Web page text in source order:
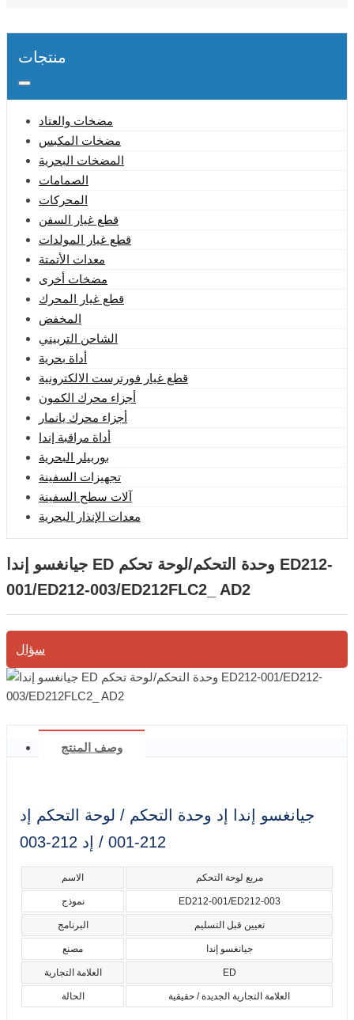
منتجات
مضخات والعتاد
مضخات المكبس
المضخات البحرية
الصمامات
المحركات
قطع غيار السفن
قطع غيار المولدات
معدات الأتمتة
مضخات أخرى
قطع غيار المحرك
المخفض
الشاحن التربيني
أداة بحرية
قطع غيار فورترست الالكترونية
أجزاء محرك الكمون
أجزاء محرك يانمار
أداة مراقبة إندا
بوربيلر البحرية
تجهيزات السفينة
آلات سطح السفينة
معدات الإنذار البحرية
جيانغسو إندا ED وحدة التحكم/لوحة تحكم ED212-
001/ED212-003/ED212FLC2_ AD2
سؤال
وصف المنتج
جيانغسو إندا إد وحدة التحكم / لوحة التحكم إد
212-001 / إد 212-003
الاسم مربع لوحة التحكم
نموذج ED212-001/ED212-003
البرنامج تعيين قبل التسليم
مصنع جيانغسو إندا
العلامة التجارية ED
الحالة العلامة التجارية الجديدة / حقيقية